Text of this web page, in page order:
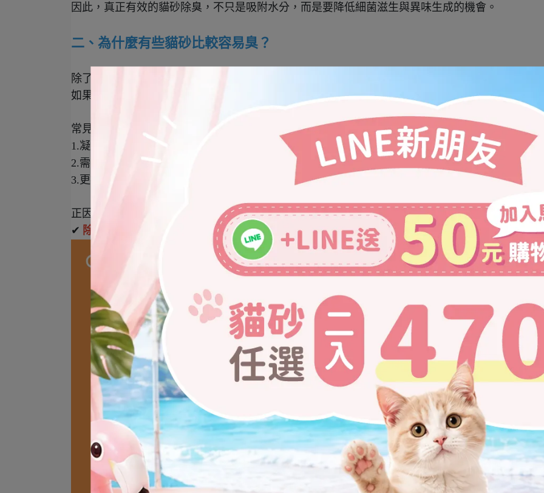
因此，真正有效的貓砂除臭，不只是吸附水分，而是要降低細菌滋生與異味生成的機會。
二、為什麼有些貓砂比較容易臭？
除了細菌之外，貓砂本身的材質也會影響除臭效果。
如果貓砂只有吸水能力，卻無法控制細菌生長，異味就容易持續累積。
常見情況有：
1.凝結後氣味悶在砂盆裡
2.需要依賴香精掩蓋味道
3.更換頻率增加
正因如此近年許多飼主開始重視
✔ 除臭能力 氣味穩定度，而不只是結團速度。